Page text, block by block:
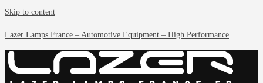
Skip to content
Lazer Lamps France – Automotive Equipment – High Performance